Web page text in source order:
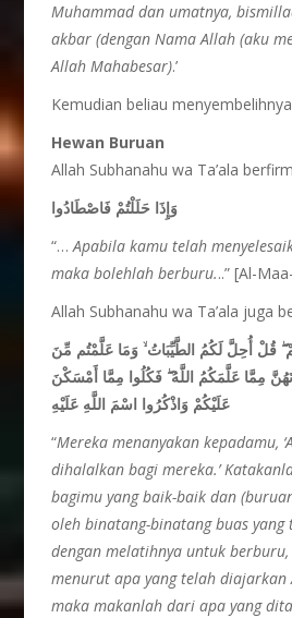
Muhammad dan umatnya,
akbar (dengan Nama Allah (aku
Allah Mahabesar).’
Kemudian beliau
Hewan Buruan
Allah Subhanahu wa Ta’ala
وَإِذَا حَلَلْتُمْ فَاصْطَادُوا
“…Apabila kamu telah
maka bolehlah berburu...” [Al-
Allah Subhanahu wa Ta’ala juga
قُلْ أُحِلَّ لَكُمُ الطَّيِّبَاتُ ۙ وَمَا عَلَّمْتُم مِّنَ
مِمَّا عَلَّمَكُمُ اللَّهُ ۖ فَكُلُوا مِمَّا أَمْسَكْنَ
عَلَيْكُمْ وَاذْكُرُوا اسْمَ اللَّهِ عَلَيْهِ
“Mereka menanyakan kepadamu,
dihalalkan bagi mereka.’
bagimu yang baik-baik dan
oleh binatang-binatang buas
dengan melatihnya untuk
menurut apa yang telah diajarkan
maka makanlah dari apa yang